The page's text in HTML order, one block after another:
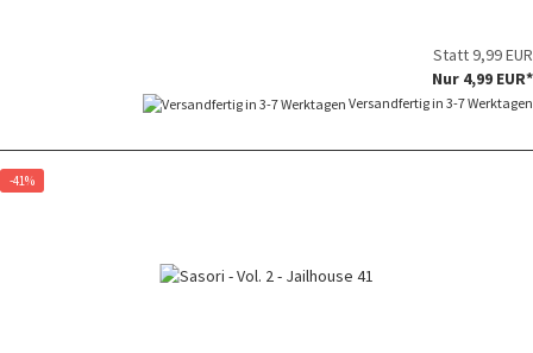
Statt 9,99 EUR
Nur 4,99 EUR*
Versandfertig in 3-7 Werktagen
-41%